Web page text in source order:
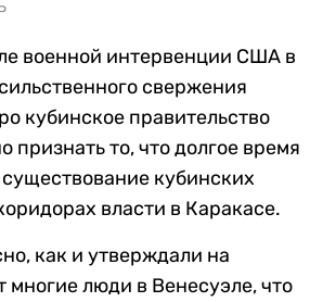
военной интервенции США в
свержения
кубинское правительство
признать то, что долгое время
кубинских
власти в Каракасе.
как и утверждали на
многие люди в Венесуэле, что